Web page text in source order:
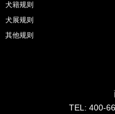
犬籍规则
犬展规则
其他规则
TEL: 400-